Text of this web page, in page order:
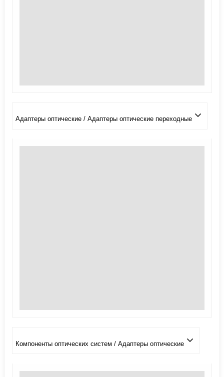
Адаптеры оптические / Адаптеры оптические переходные
Компоненты оптических систем / Адаптеры оптические